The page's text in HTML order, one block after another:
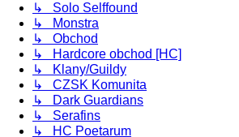
↳ Solo Selffound
↳ Monstra
↳ Obchod
↳ Hardcore obchod [HC]
↳ Klany/Guildy
↳ CZSK Komunita
↳ Dark Guardians
↳ Serafins
↳ HC Poetarum